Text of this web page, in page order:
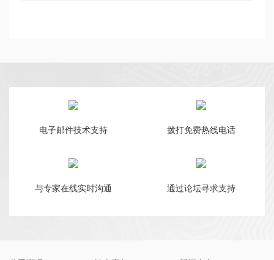
电子邮件技术支持 拨打免费热线电话
与专家在线实时沟通 通过论坛寻求支持